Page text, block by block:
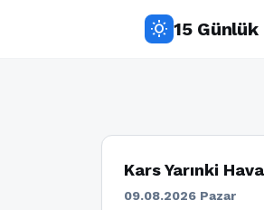
wb_sunny 15
Kars Yarınki
09.08.2026 Pazar